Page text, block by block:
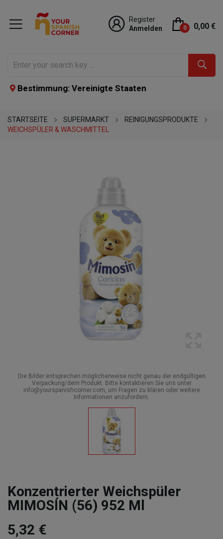
Register
Anmelden
0 0,00 €
Bestimmung: Vereinigte Staaten
STARTSEITE SUPERMARKT
REINIGUNGSPRODUKTE
WEICHSPÜLER & WASCHMITTEL
Die Bilder entsprechen möglicherweise nicht genau der endgültigen
Verpackung/dem Produkt. Bitte kontaktieren Sie uns unter
info@yourspanishcorner.com, um Fragen zu klären oder weitere
Informationen anzufordern.
Konzentrierter Weichspüler
MIMOSÍN (56) 952 Ml
5,32 €